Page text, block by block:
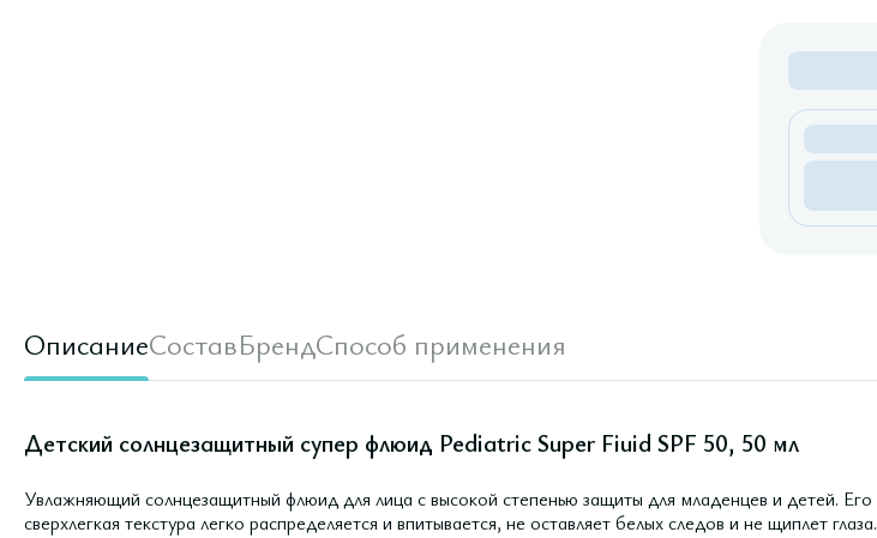
ОписаниеСоставБрендСпособ применения
Детский солнцезащитный супер флюид Pediatric Super Fiuid SPF 50, 50 мл
Увлажняющий солнцезащитный флюид для лица с высокой степенью защиты для младенцев и детей. Его
сверхлегкая текстура легко распределяется и впитывается, не оставляет белых следов и не щиплет глаза.